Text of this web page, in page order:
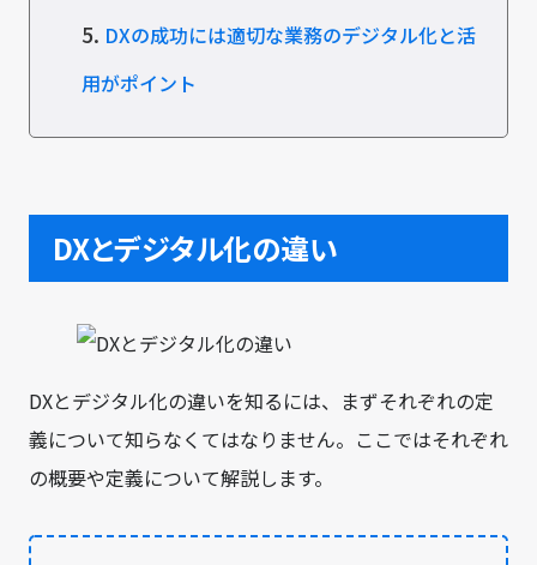
5. DXの成功には適切な業務のデジタル化と活
用がポイント
DXとデジタル化の違い
DXとデジタル化の違いを知るには、まずそれぞれの定
義について知らなくてはなりません。ここではそれぞれ
の概要や定義について解説します。